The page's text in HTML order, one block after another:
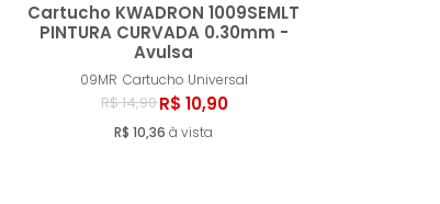
Cartucho KWADRON 1009SEMLT
PINTURA CURVADA 0.30mm -
Avulsa
09MR Cartucho Universal
R$ 14,90R$ 10,90
R$ 10,36 à vista
Comprar